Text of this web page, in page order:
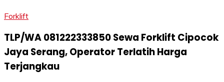
Forklift
TLP/WA 081222333850 Sewa Forklift Cipocok
Jaya Serang, Operator Terlatih Harga
Terjangkau